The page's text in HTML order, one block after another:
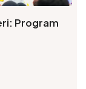
Program